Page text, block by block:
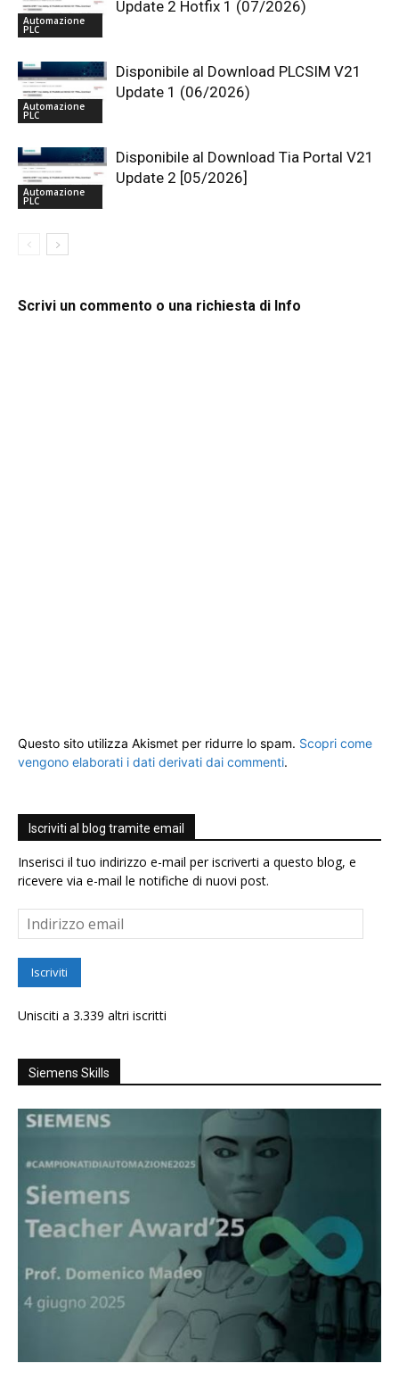
Automazione
PLC
Update 2 Hotfix 1 (07/2026)
Automazione
PLC
Disponibile al Download PLCSIM V21
Update 1 (06/2026)
Automazione
PLC
Disponibile al Download Tia Portal V21
Update 2 [05/2026]
Scrivi un commento o una richiesta di Info
Questo sito utilizza Akismet per ridurre lo spam. Scopri come
vengono elaborati i dati derivati dai commenti.
Iscriviti al blog tramite email
Inserisci il tuo indirizzo e-mail per iscriverti a questo blog, e
ricevere via e-mail le notifiche di nuovi post.
Indirizzo
email
Iscriviti
Unisciti a 3.339 altri iscritti
Siemens Skills